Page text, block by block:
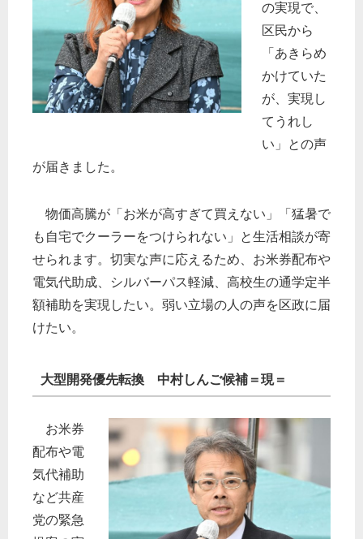
の実現で、
区民から
「あきらめ
かけていた
が、実現し
てうれし
い」との声
が届きました。
物価高騰が「お米が高すぎて買えない」「猛暑で
も自宅でクーラーをつけられない」と生活相談が寄
せられます。切実な声に応えるため、お米券配布や
電気代助成、シルバーパス軽減、高校生の通学定半
額補助を実現したい。弱い立場の人の声を区政に届
けたい。
大型開発優先転換 中村しんご候補＝現＝
お米券
配布や電
気代補助
など共産
党の緊急